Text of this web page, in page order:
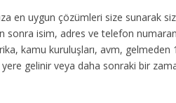
en uygun çözümleri size sunarak
sonra isim, adres ve telefon
kamu kuruluşları, avm, gelmeden
gelinir veya daha sonraki bir